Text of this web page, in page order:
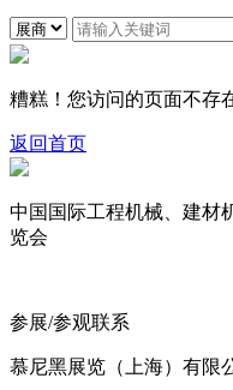
糟糕！您访问的页面不存
返回首页
中国国际工程机械、建材
览会
参展/参观联系
慕尼黑展览（上海）有限